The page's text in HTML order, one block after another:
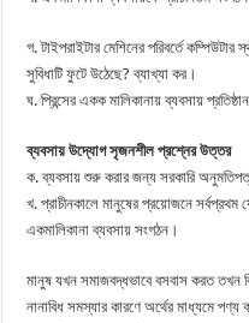
গ. টাইপরাইটার মেশিনের পরিবর্তে
সুবিধাটি ফুটে উঠেছে? ব্যাখ্যা কর।
ঘ. প্রিন্সের একক মালিকানায় ব্যবসায়
ব্যবসায় উদ্যোগ সৃজনশীল প্রশ্নের উত্তর
ক. ব্যবসায় শুরু করার জন্য সরকারি
খ. প্রাচীনকালে মানুষের প্রয়োজনে সর্বপ্রথম
একমালিকানা ব্যবসায় সংগঠন।
মানুষ যখন সমাজবদ্ধভাবে বসবাস করত তখন
নানাবিধ সমস্যার কারণে অর্থের মাধ্যমে